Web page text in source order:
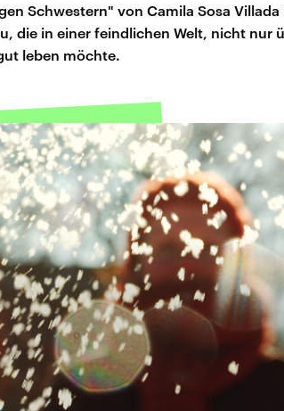
Schwestern" von Camila Sosa
die in einer feindlichen Welt, nicht nur
leben möchte.